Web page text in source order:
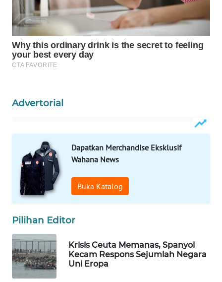
Advertorial
Dapatkan Merchandise Eksklusif
Wahana News
Buka Katalog
Pilihan Editor
Krisis Ceuta Memanas, Spanyol
Kecam Respons Sejumlah Negara
Uni Eropa
WAHANANEWS
CO ID
WAHANANEWS
NET
WAHANA
SELEB
WAHANA
PERSONA
WAHANA
OTOMOTIF
WAHANA
HEALTH